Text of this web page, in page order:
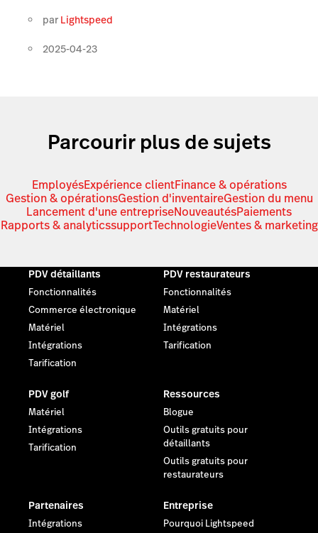
par Lightspeed
2025-04-23
Parcourir plus de sujets
EmployésExpérience clientFinance & opérations
Gestion & opérationsGestion d'inventaireGestion du menu
Lancement d'une entrepriseNouveautésPaiements
Rapports & analyticssupportTechnologieVentes & marketing
PDV détaillants
Fonctionnalités
Commerce électronique
Matériel
Intégrations
Tarification
PDV restaurateurs
Fonctionnalités
Matériel
Intégrations
Tarification
PDV golf
Matériel
Intégrations
Tarification
Ressources
Blogue
Outils gratuits pour
détaillants
Outils gratuits pour
restaurateurs
Partenaires
Intégrations
Entreprise
Pourquoi Lightspeed